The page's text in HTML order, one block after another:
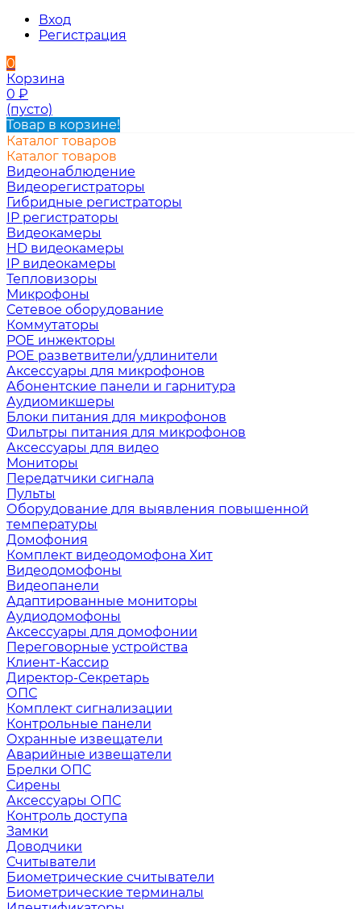
Вход
Регистрация
0
Корзина
0 ₽
(пусто)
Товар в корзине!
Каталог товаров
Каталог товаров
Видеонаблюдение
Видеорегистраторы
Гибридные регистраторы
IP регистраторы
Видеокамеры
HD видеокамеры
IP видеокамеры
Тепловизоры
Микрофоны
Сетевое оборудование
Коммутаторы
POE инжекторы
POE разветвители/удлинители
Аксессуары для микрофонов
Абонентские панели и гарнитура
Аудиомикшеры
Блоки питания для микрофонов
Фильтры питания для микрофонов
Аксессуары для видео
Мониторы
Передатчики сигнала
Пульты
Оборудование для выявления повышенной
температуры
Домофония
Комплект видеодомофона Хит
Видеодомофоны
Видеопанели
Адаптированные мониторы
Аудиодомофоны
Аксессуары для домофонии
Переговорные устройства
Клиент-Кассир
Директор-Секретарь
ОПС
Комплект сигнализации
Контрольные панели
Охранные извещатели
Аварийные извещатели
Брелки ОПС
Сирены
Аксессуары ОПС
Контроль доступа
Замки
Доводчики
Считыватели
Биометрические считыватели
Биометрические терминалы